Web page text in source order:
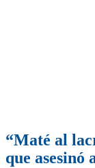
“Maté al
que asesinó